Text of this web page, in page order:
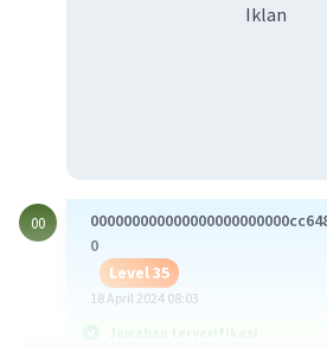
Iklan
00
0
Level 35
18 April 2024 08:03
Jawaban terverifikasi